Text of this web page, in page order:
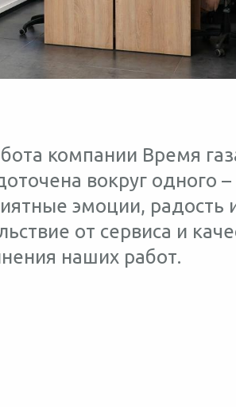
компании Время
вокруг одного
эмоции, радость
от сервиса и
наших работ.